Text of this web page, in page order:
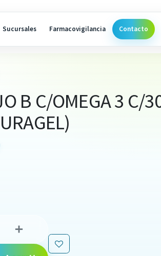
Sucursales Farmacovigilancia Contacto
B C/OMEGA 3 C/